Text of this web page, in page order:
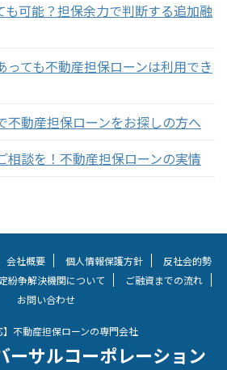
も可能？担保余力で判断する追加融
っても不動産担保ローンは利用でき
不動産担保ローンをお探しの方へ
相談を！不動産担保ローンの実情
会社概要 個人情報保護方針
反社会的勢
紛争解決機関について
ご融資までの流れ
お問い合わせ
】不動産担保ローンの専門会社
ーサルコーポレーション